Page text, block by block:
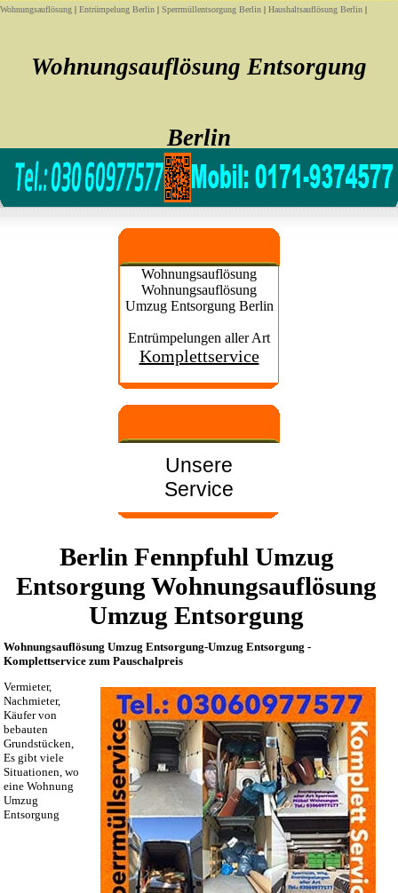
Wohnungsauflösung | Entrümpelung Berlin | Sperrmüllentsorgung Berlin | Haushaltsauflösung Berlin |
Wohnungsauflösung Entsorgung
Berlin
Sofort noch heute Wohnungsauflösung Entsorgung
Wohnungsauflösung
Wohnungsauflösung
Umzug Entsorgung Berlin
Entrümpelungen aller Art
Komplettservice
Unsere
Service
Berlin Fennpfuhl Umzug
Entsorgung Wohnungsauflösung
Umzug Entsorgung
Wohnungsauflösung Umzug Entsorgung-Umzug Entsorgung -
Komplettservice zum Pauschalpreis
Vermieter,
Nachmieter,
Käufer von
bebauten
Grundstücken,
Es gibt viele
Situationen, wo
eine Wohnung
Umzug
Entsorgung